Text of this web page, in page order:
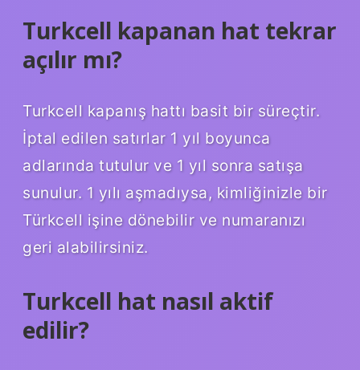
Turkcell kapanan hat tekrar
açılır mı?
Turkcell kapanış hattı basit bir süreçtir.
İptal edilen satırlar 1 yıl boyunca
adlarında tutulur ve 1 yıl sonra satışa
sunulur. 1 yılı aşmadıysa, kimliğinizle bir
Türkcell işine dönebilir ve numaranızı
geri alabilirsiniz.
Turkcell hat nasıl aktif
edilir?